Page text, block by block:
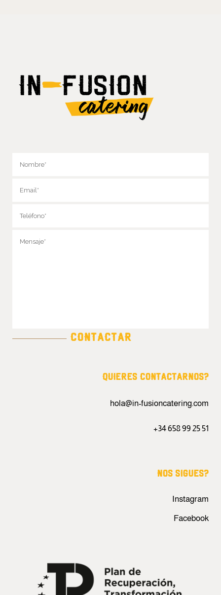
QUIERES CONTACTARNOS?
hola@in-fusioncatering.com
+34 658 99 25 51
NOS SIGUES?
Instagram
Facebook